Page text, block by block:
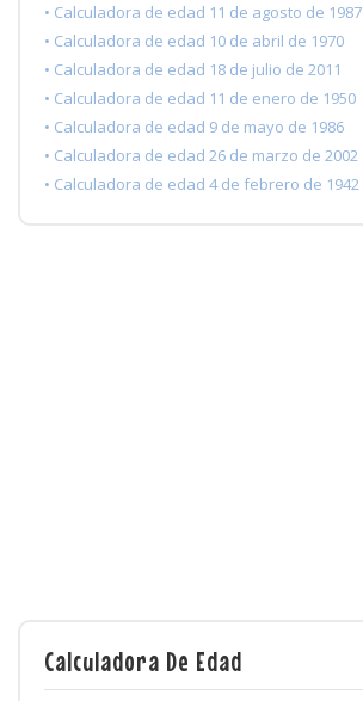
• Calculadora de edad 11 de agosto de 1987
• Calculadora de edad 10 de abril de 1970
• Calculadora de edad 18 de julio de 2011
• Calculadora de edad 11 de enero de 1950
• Calculadora de edad 9 de mayo de 1986
• Calculadora de edad 26 de marzo de 2002
• Calculadora de edad 4 de febrero de 1942
Calculadora De Edad